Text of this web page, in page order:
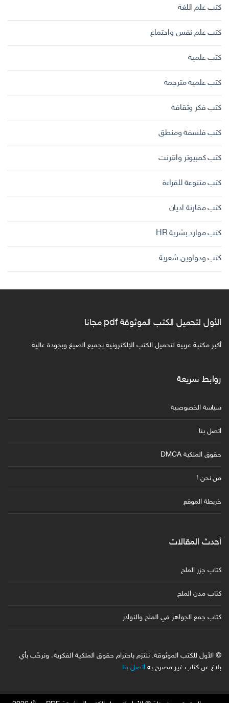
كتب علم اللغة
كتب علم نفس واجتماع
كتب علمية
كتب علمية مترجمة
كتب فكر وثقافة
كتب فلسفة ومنطق
كتب كمبيوتر وانترنت
كتب متنوعة للقراءة
كتب مقارنة اديان
كتب موارد بشرية HR
كتب ودواوين شعرية
الأول لتحميل الكتب الموثوقة pdf مجانا
أكبر مكتبة عربية لتحميل الكتب الإلكترونية بجميع الصيغ وبجودة عالية
روابط سريعة
سياسة الخصوصية
اتصل بنا
حقوق الملكية DMCA
من نحن !
خريطة الموقع
أحدث المقالات
كتاب جزر الملح
كتاب مدن الملح
كتاب جمع الجواهر في الملح والنوادر
© الأول للكتب الموثوقة. نلتزم باحترام حقوق الملكية الفكرية، ونرحّب بأي
بلاغ عن كتاب غير مصرح به اتصل بنا